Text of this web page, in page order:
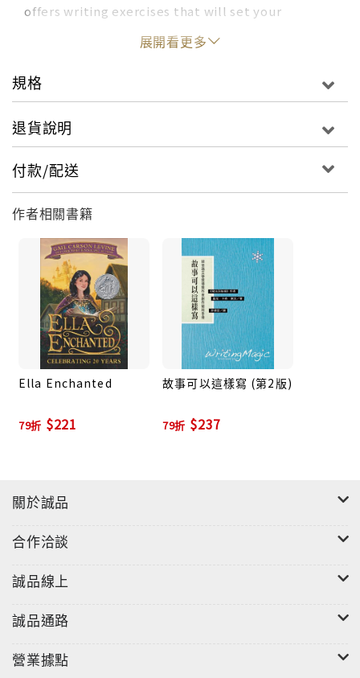
offers writing exercises that will set your
With humor, honesty, and wisdom, Gail Carson
Levine shows you that you, too, can make magic
展開看更多
規格
退貨說明
付款/配送
作者相關書籍
Ella Enchanted
79折 $221
故事可以這樣寫 (第2版)
79折 $237
關於誠品
合作洽談
誠品線上
誠品通路
營業據點